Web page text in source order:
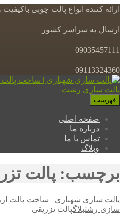
ارائه کننده انواع پالت چوبی
ارسال به سراسر کشور
09035457111
09113324360
فهرست
صفحه اصلی
درباره ما
تماس با ما
وبلاگ
برچسب: پالت
پالت سازی شهبازی | ساخت پالت
سازی رشتبلاگپالت تزریقی